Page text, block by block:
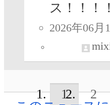
ス！！！
2026年06月
1 2